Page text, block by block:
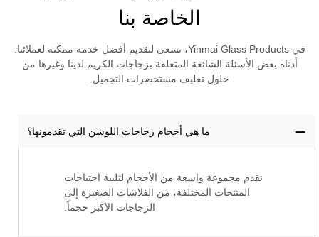
الخاصة بنا
في Yinmai Glass Products، نسعى لتقديم أفضل خدمة ممكنة لعملائنا.
أدناه بعض الأسئلة الشائعة المتعلقة بزجاجات الكريم لدينا وغيرها من
حلول تغليف مستحضرات التجميل.
ما هي أحجام زجاجات اللوشن التي تقدمونها؟
نقدم مجموعة واسعة من الأحجام لتلبية احتياجات
المنتجات المختلفة، من الفلاشات الصغيرة إلى
الزجاجات الأكبر حجماً.